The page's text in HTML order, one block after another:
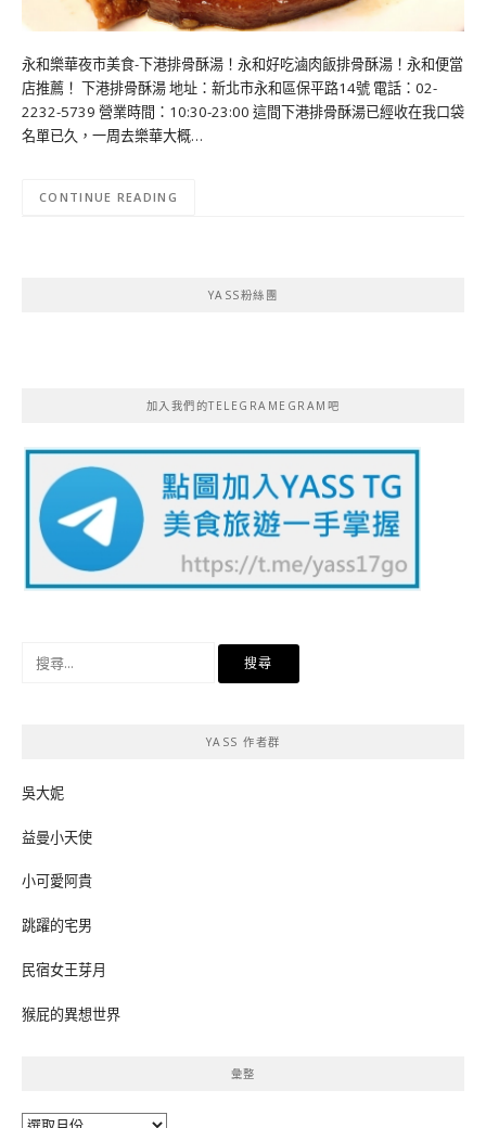
永和樂華夜市美食-下港排骨酥湯！永和好吃滷肉飯排骨酥湯！永和便當
店推薦！ 下港排骨酥湯 地址：新北市永和區保平路14號 電話：02-
2232-5739 營業時間：10:30-23:00 這間下港排骨酥湯已經收在我口袋
名單已久，一周去樂華大概…
CONTINUE READING
YASS粉絲團
加入我們的TELEGRAMEGRAM吧
YASS 作者群
吳大妮
益曼小天使
小可愛阿貴
跳躍的宅男
民宿女王芽月
猴屁的異想世界
彙整
彙